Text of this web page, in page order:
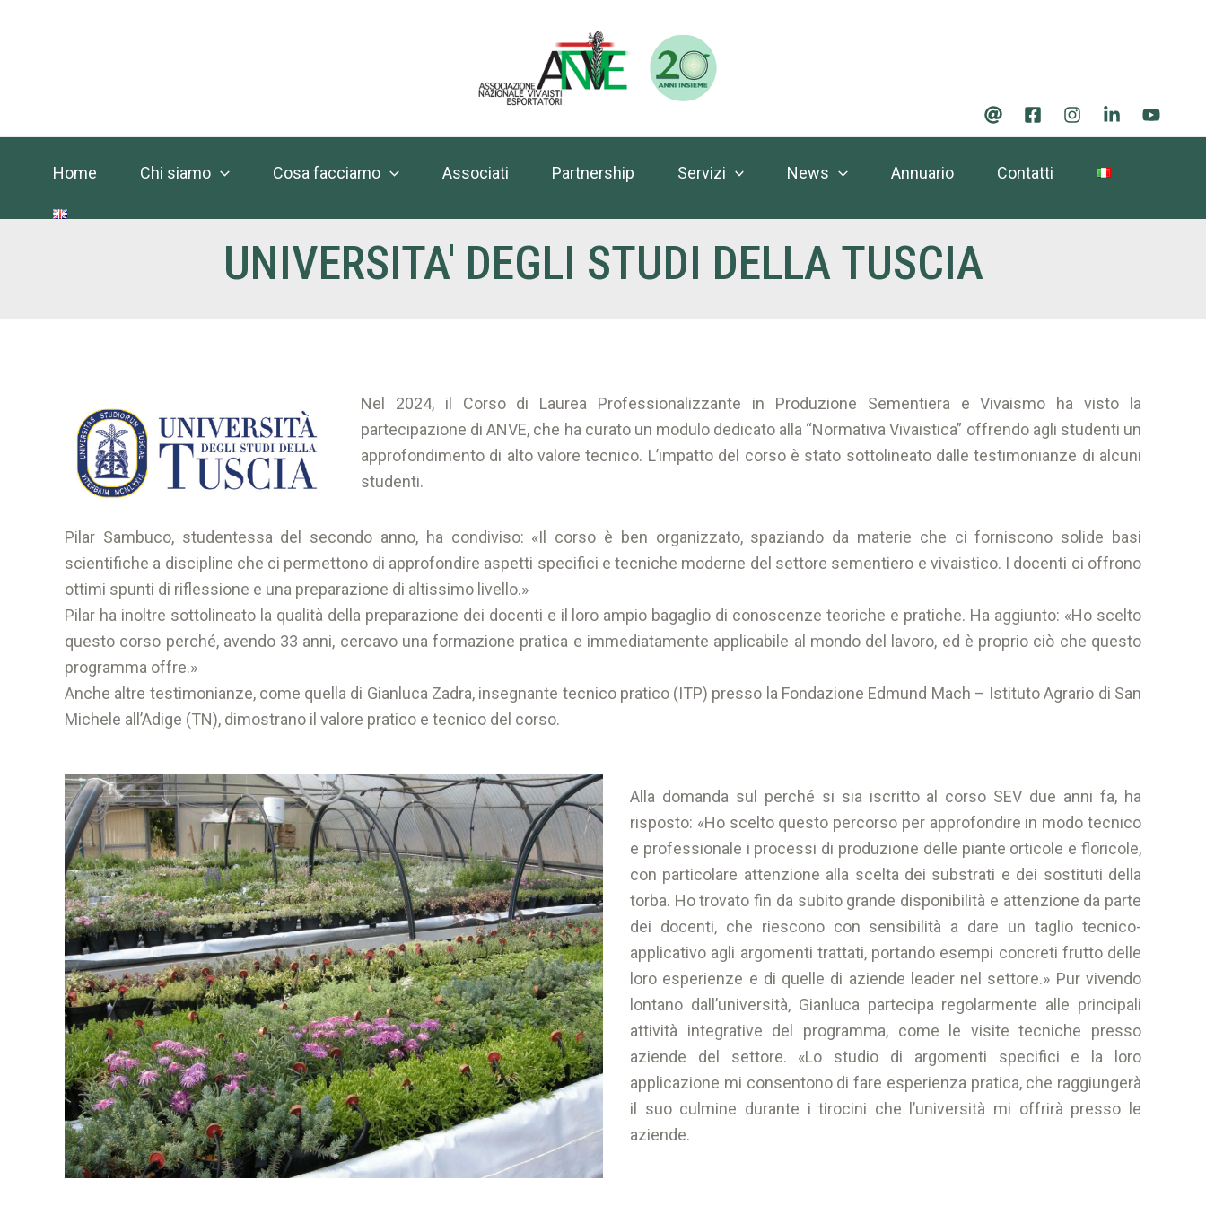
Home Chi siamo Cosa facciamo Associati Partnership Servizi News Annuario Contatti
UNIVERSITA' DEGLI STUDI DELLA TUSCIA
Nel 2024, il Corso di Laurea Professionalizzante in Produzione Sementiera e Vivaismo ha visto la
partecipazione di ANVE, che ha curato un modulo dedicato alla “Normativa Vivaistica” offrendo agli studenti un
approfondimento di alto valore tecnico. L’impatto del corso è stato sottolineato dalle testimonianze di alcuni
studenti.
Pilar Sambuco, studentessa del secondo anno, ha condiviso: «Il corso è ben organizzato, spaziando da materie che ci forniscono solide basi
scientifiche a discipline che ci permettono di approfondire aspetti specifici e tecniche moderne del settore sementiero e vivaistico. I docenti ci offrono
ottimi spunti di riflessione e una preparazione di altissimo livello.»
Pilar ha inoltre sottolineato la qualità della preparazione dei docenti e il loro ampio bagaglio di conoscenze teoriche e pratiche. Ha aggiunto: «Ho scelto
questo corso perché, avendo 33 anni, cercavo una formazione pratica e immediatamente applicabile al mondo del lavoro, ed è proprio ciò che questo
programma offre.»
Anche altre testimonianze, come quella di Gianluca Zadra, insegnante tecnico pratico (ITP) presso la Fondazione Edmund Mach – Istituto Agrario di San
Michele all’Adige (TN), dimostrano il valore pratico e tecnico del corso.
Alla domanda sul perché si sia iscritto al corso SEV due anni fa, ha
risposto: «Ho scelto questo percorso per approfondire in modo tecnico
e professionale i processi di produzione delle piante orticole e floricole,
con particolare attenzione alla scelta dei substrati e dei sostituti della
torba. Ho trovato fin da subito grande disponibilità e attenzione da parte
dei docenti, che riescono con sensibilità a dare un taglio tecnico-
applicativo agli argomenti trattati, portando esempi concreti frutto delle
loro esperienze e di quelle di aziende leader nel settore.» Pur vivendo
lontano dall’università, Gianluca partecipa regolarmente alle principali
attività integrative del programma, come le visite tecniche presso
aziende del settore. «Lo studio di argomenti specifici e la loro
applicazione mi consentono di fare esperienza pratica, che raggiungerà
il suo culmine durante i tirocini che l’università mi offrirà presso le
aziende.